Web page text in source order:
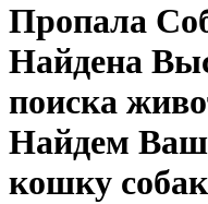
Пропала
Найдена
поиска
Найдем
кошку